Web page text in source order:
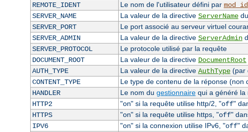
REMOTE_IDENT
Le nom de l'utilisateur défini par
SERVER_NAME
La valeur de la directive ServerNamedu
SERVER_PORT
Le port associé au serveur virtuel
SERVER_ADMIN
La valeur de la directive ServerAdmin
SERVER_PROTOCOL
Le protocole utilisé par la requête
DOCUMENT_ROOT
La valeur de la directive DocumentRoot
AUTH_TYPE
La valeur de la directive AuthType(par
CONTENT_TYPE
Le type de contenu de la réponse (non
HANDLER
Le nom du gestionnairequi a généré la
HTTP2
"on" si la requête utilise http/2, "off"
HTTPS
"on" si la requête utilise https, "off"
IPV6
"on" si la connexion utilise IPv6, "off"